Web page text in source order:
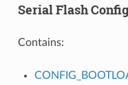
Serial Flash
Contains: